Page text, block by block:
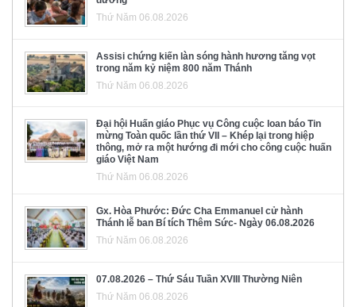
Thứ Năm 06.08.2026
Assisi chứng kiến làn sóng hành hương tăng vọt
trong năm kỷ niệm 800 năm Thánh
Thứ Năm 06.08.2026
Đại hội Huấn giáo Phục vụ Công cuộc loan báo Tin
mừng Toàn quốc lần thứ VII – Khép lại trong hiệp
thông, mở ra một hướng đi mới cho công cuộc huấn
giáo Việt Nam
Thứ Năm 06.08.2026
Gx. Hòa Phước: Đức Cha Emmanuel cử hành
Thánh lễ ban Bí tích Thêm Sức- Ngày 06.08.2026
Thứ Năm 06.08.2026
07.08.2026 – Thứ Sáu Tuần XVIII Thường Niên
Thứ Năm 06.08.2026